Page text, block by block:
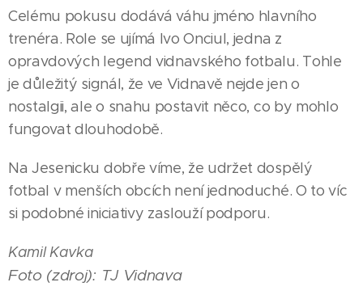
Celému pokusu dodává váhu jméno hlavního
trenéra. Role se ujímá Ivo Onciul, jedna z
opravdových legend vidnavského fotbalu. Tohle
je důležitý signál, že ve Vidnavě nejde jen o
nostalgii, ale o snahu postavit něco, co by mohlo
fungovat dlouhodobě.
Na Jesenicku dobře víme, že udržet dospělý
fotbal v menších obcích není jednoduché. O to víc
si podobné iniciativy zaslouží podporu.
Kamil Kavka
Foto (zdroj): TJ Vidnava
Jesenické
tanečnice
pozná